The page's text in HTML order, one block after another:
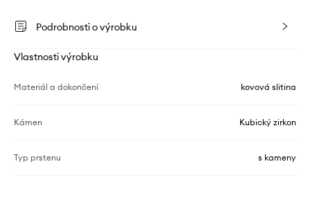
Podrobnosti o výrobku
Vlastnosti výrobku
Materiál a dokončení kovová slitina
Kámen Kubický zirkon
Typ prstenu s kameny